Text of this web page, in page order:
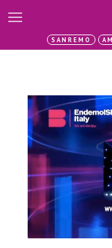
SANREMO